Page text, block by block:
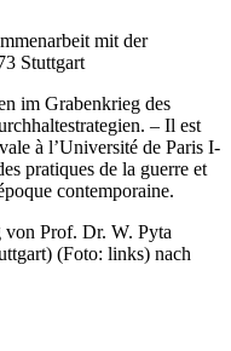
mit der
Stuttgart
im Grabenkrieg des
– Il est
à l’Université de Paris I-
pratiques de la guerre et
contemporaine.
Prof. Dr. W. Pyta
(Foto: links) nach